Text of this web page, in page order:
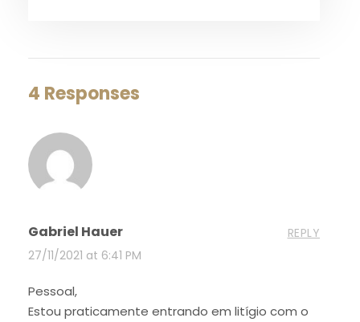
4 Responses
Gabriel Hauer
27/11/2021 at 6:41 PM
REPLY
Pessoal,
Estou praticamente entrando em litígio com o